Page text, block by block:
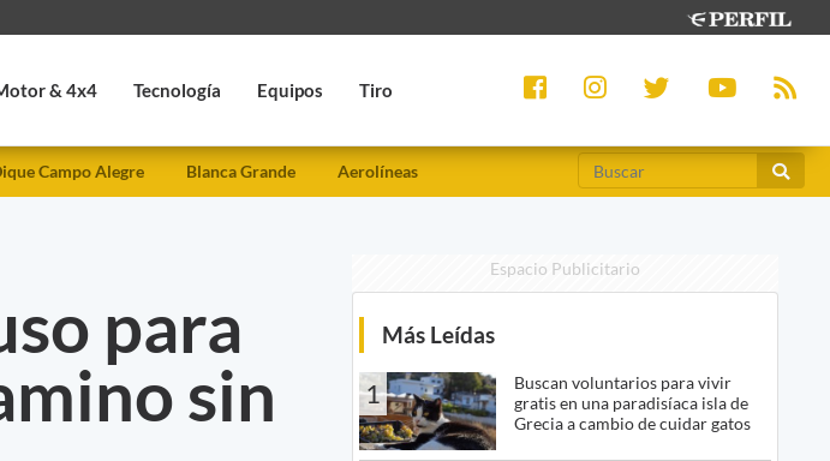
& 4x4 Tecnología Equipos Tiro
Campo Alegre Blanca Grande Aerolíneas
para
sin
Espacio Publicitario
Más Leídas
1
Buscan voluntarios para vivir
gratis en una paradisíaca isla de
Grecia a cambio de cuidar gatos